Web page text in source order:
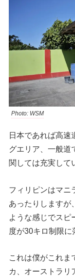
Photo: WSM
日本であれば高速
グエリア、一般道
関しては充実して
フィリピンはマニ
あったりしますが
ような感じでスピ
度が30キロ制限に
これは僕がこれま
カ、オーストラリ